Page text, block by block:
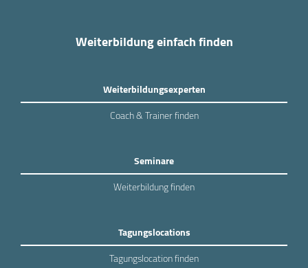
Weiterbildung einfach finden
Weiterbildungsexperten
Coach & Trainer finden
Seminare
Weiterbildung finden
Tagungslocations
Tagungslocation finden